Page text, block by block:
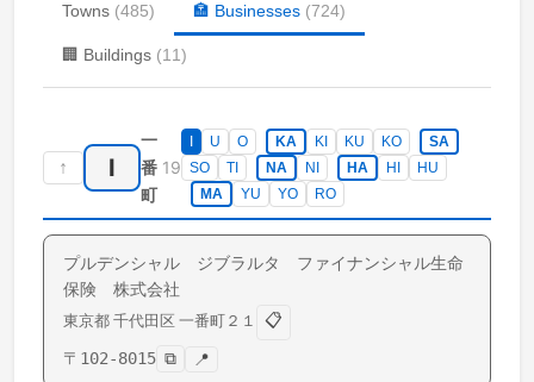
Towns (485) 🏣 Businesses (724)
🏢 Buildings (11)
↑ I
一
番
町
19
I U O KA KI KU KO
SA
SO
TI NA NI HA HI
HU
MA
YU YO RO
プルデンシャル ジブラルタ ファイナンシャル生命
保険 株式会社
東京都 千代田区 一番町 ２１
📋
〒 102-8015 ⧉ 📍